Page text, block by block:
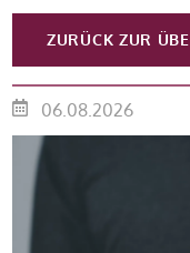
ZURÜCK ZUR
06.08.2026